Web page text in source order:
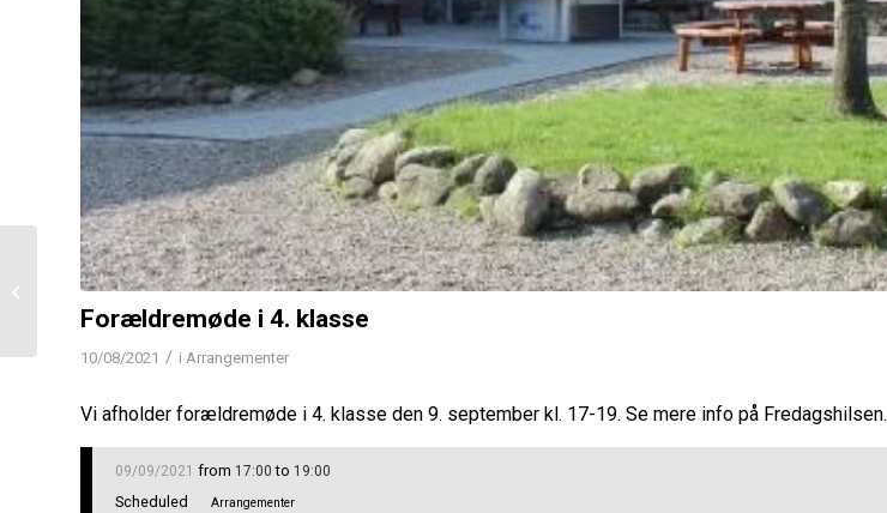
Forældremøde i 4. klasse
10/08/2021 / i Arrangementer
Vi afholder forældremøde i 4. klasse den 9. september kl. 17-19. Se mere info på Fredagshilsen.
09/09/2021 from 17:00 to 19:00
Scheduled Arrangementer
Forældremøde i 5.